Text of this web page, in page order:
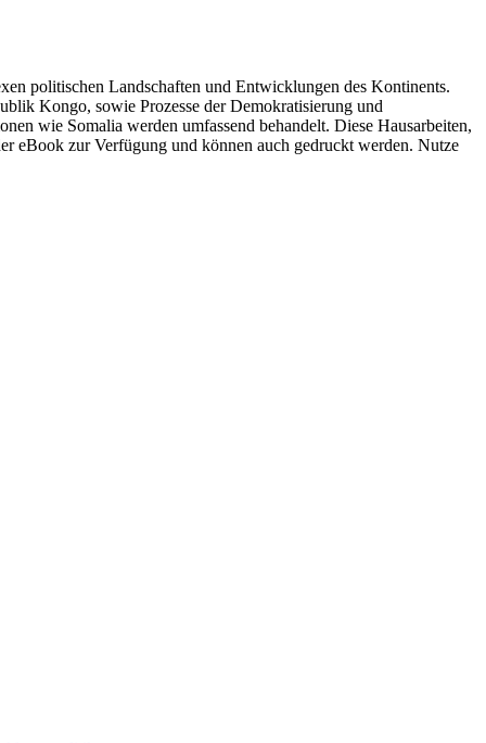
politischen Landschaften und Entwicklungen des Kontinents.
Kongo, sowie Prozesse der Demokratisierung und
wie Somalia werden umfassend behandelt. Diese Hausarbeiten,
eBook zur Verfügung und können auch gedruckt werden. Nutze